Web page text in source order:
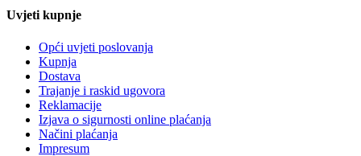
Uvjeti kupnje
Opći uvjeti poslovanja
Kupnja
Dostava
Trajanje i raskid ugovora
Reklamacije
Izjava o sigurnosti online plaćanja
Načini plaćanja
Impresum